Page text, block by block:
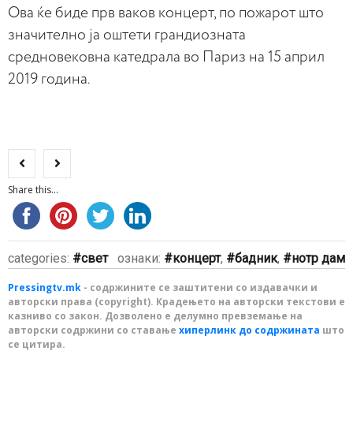
Ова ќе биде прв ваков концерт, по пожарот што
значително ја оштети грандиозната
средновековна катедрала во Париз на 15 април
2019 година.
Share this...
categories: свет ознаки: концерт, бадник, нотр дам
Pressingtv.mk - содржините се заштитени со издавачки и
авторски права (copyright). Крадењето на авторски текстови е
казниво со закон. Дозволено е делумно превземање на
авторски содржини со ставање хиперлинк до содржината што
се цитира.